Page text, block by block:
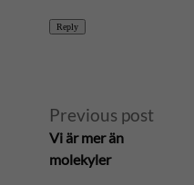
Reply
Previous post
Vi är mer än
molekyler